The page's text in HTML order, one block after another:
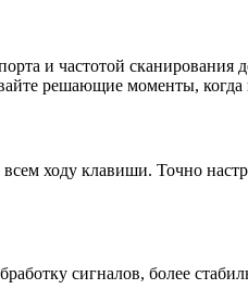
и частотой
решающие моменты,
ходу клавиши. Точно
сигналов, более